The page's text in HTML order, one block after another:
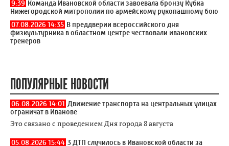
9:39 Команда Ивановской области завоевала бронзу Кубка
Нижегородской митрополии по армейскому рукопашному бою
07.08.2026 14:35 В преддверии всероссийского дня
физкультурника в областном центре чествовали ивановских
тренеров
ПОПУЛЯРНЫЕ НОВОСТИ
06.08.2026 14:01 Движение транспорта на центральных улицах
ограничат в Иванове
Это связано с проведением Дня города 8 августа
05.08.2026 15:44 3 ДТП случилось в Ивановской области за